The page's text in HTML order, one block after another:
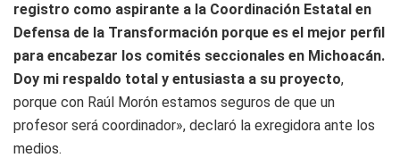
registro como aspirante a la Coordinación Estatal en
Defensa de la Transformación porque es el mejor perfil
para encabezar los comités seccionales en Michoacán.
Doy mi respaldo total y entusiasta a su proyecto,
porque con Raúl Morón estamos seguros de que un
profesor será coordinador», declaró la exregidora ante los
medios.